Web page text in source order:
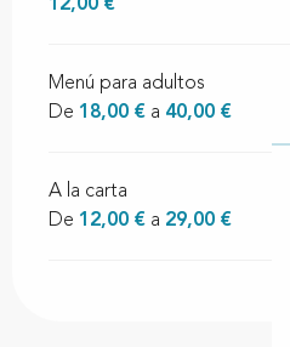
12,00 €
Menú para adultos
De 18,00 € a 40,00 €
A la carta
De 12,00 € a 29,00 €